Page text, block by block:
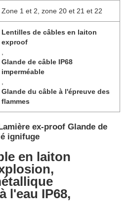
Zone 1 et 2, zone 20 et 21 et 22
Lentilles de câbles en laiton
exproof
Glande de câble IP68
imperméable
Glande du câble à l'épreuve des
flammes
ex-proof Glande de
ignifuge
en laiton
l'eau IP68,